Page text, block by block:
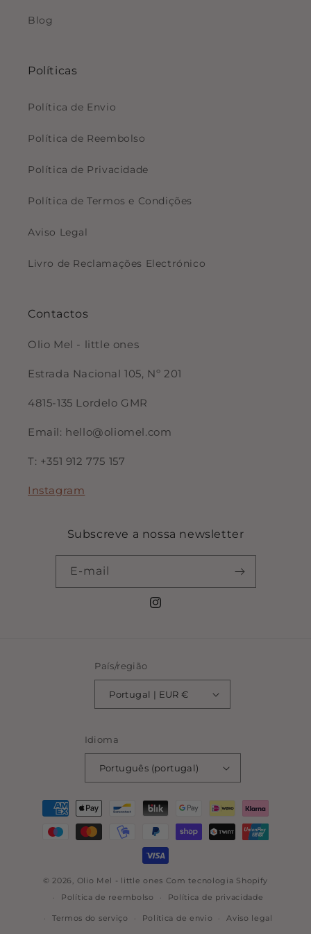
Blog
Políticas
Política de Envio
Política de Reembolso
Política de Privacidade
Política de Termos e Condições
Aviso Legal
Livro de Reclamações Electrónico
Contactos
Olio Mel - little ones
Estrada Nacional 105, Nº 201
4815-135 Lordelo GMR
Email: hello@oliomel.com
T: +351 912 775 157
Instagram
Subscreve a nossa newsletter
E-mail
Instagram
País/região
Portugal | EUR €
Idioma
Português (portugal)
Métodos
pagamento
© 2026, Olio Mel - little ones Com tecnologia Shopify
Política de reembolso
Política de privacidade
Termos do serviço Política de envio Aviso legal